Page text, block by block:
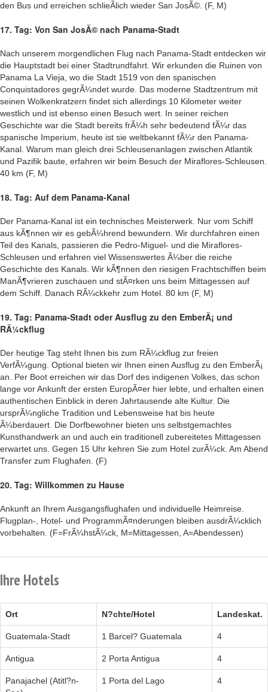
den Bus und erreichen schlieÃlich wieder San JosÃ©. (F, M)
17. Tag: Von San JosÃ© nach Panama-Stadt
Nach unserem morgendlichen Flug nach Panama-Stadt entdecken wir
die Hauptstadt bei einer Stadtrundfahrt. Wir erkunden die Ruinen von
Panama La Vieja, wo die Stadt 1519 von den spanischen
Conquistadores gegrÃ¼ndet wurde. Das moderne Stadtzentrum mit
seinen Wolkenkratzern findet sich allerdings 10 Kilometer weiter
westlich und ist ebenso einen Besuch wert. In seiner reichen
Geschichte war die Stadt bereits frÃ¼h sehr bedeutend fÃ¼r das
spanische Imperium, heute ist sie weltbekannt fÃ¼r den Panama-
Kanal. Warum man gleich drei Schleusenanlagen zwischen Atlantik
und Pazifik baute, erfahren wir beim Besuch der Miraflores-Schleusen.
40 km (F, M)
18. Tag: Auf dem Panama-Kanal
Der Panama-Kanal ist ein technisches Meisterwerk. Nur vom Schiff
aus kÃ¶nnen wir es gebÃ¼hrend bewundern. Wir durchfahren einen
Teil des Kanals, passieren die Pedro-Miguel- und die Miraflores-
Schleusen und erfahren viel Wissenswertes Ã¼ber die reiche
Geschichte des Kanals. Wir kÃ¶nnen den riesigen Frachtschiffen beim
ManÃ¶vrieren zuschauen und stÃ¤rken uns beim Mittagessen auf
dem Schiff. Danach RÃ¼ckkehr zum Hotel. 80 km (F, M)
19. Tag: Panama-Stadt oder Ausflug zu den EmberÃ¡ und
RÃ¼ckflug
Der heutige Tag steht Ihnen bis zum RÃ¼ckflug zur freien
VerfÃ¼gung. Optional bieten wir Ihnen einen Ausflug zu den EmberÃ¡
an. Per Boot erreichen wir das Dorf des indigenen Volkes, das schon
lange vor Ankunft der ersten EuropÃ¤er hier lebte, und erhalten einen
authentischen Einblick in deren Jahrtausende alte Kultur. Die
ursprÃ¼ngliche Tradition und Lebensweise hat bis heute
Ã¼berdauert. Die Dorfbewohner bieten uns selbstgemachtes
Kunsthandwerk an und auch ein traditionell zubereitetes Mittagessen
erwartet uns. Gegen 15 Uhr kehren Sie zum Hotel zurÃ¼ck. Am Abend
Transfer zum Flughafen. (F)
20. Tag: Willkommen zu Hause
Ankunft an Ihrem Ausgangsflughafen und individuelle Heimreise.
Flugplan-, Hotel- und ProgrammÃ¤nderungen bleiben ausdrÃ¼cklich
vorbehalten. (F=FrÃ¼hstÃ¼ck, M=Mittagessen, A=Abendessen)
Ihre Hotels
Ort N?chte/Hotel Landeskat.
Guatemala-Stadt 1 Barcel? Guatemala 4
Antigua 2 Porta Antigua 4
Panajachel (Atitl?n-
1 Porta del Lago 4